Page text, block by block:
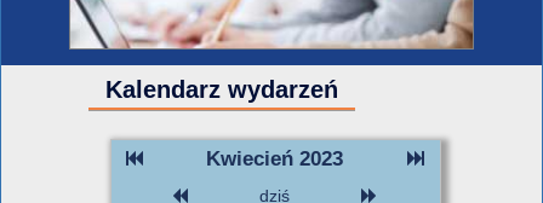
Kalendarz wydarzeń
Kwiecień 2023
dziś